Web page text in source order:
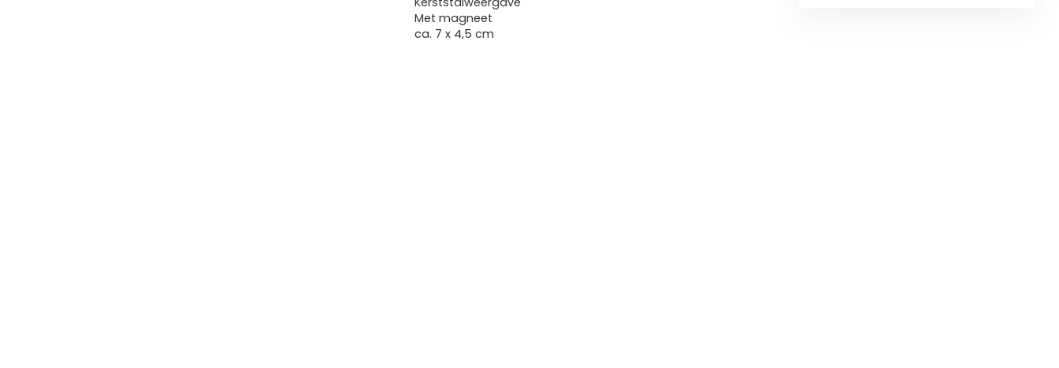
Met magneet
ca. 7 x 4,5 cm